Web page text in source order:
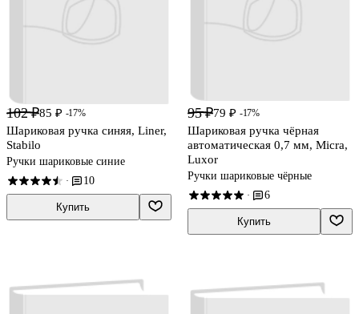
102 ₽85 ₽ -17%
Шариковая ручка синяя, Liner,
Stabilo
Ручки шариковые синие
· 10
Купить
95 ₽79 ₽ -17%
Шариковая ручка чёрная
автоматическая 0,7 мм, Micra,
Luxor
Ручки шариковые чёрные
· 6
Купить